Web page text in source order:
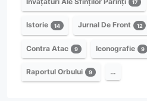
17
Istorie 14 Jurnal De Front 12
Contra Atac 9 Iconografie 9
Raportul Orbului 9 …